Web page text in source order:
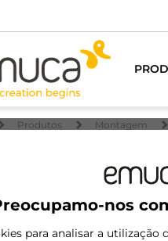
nos
para analisar a utilização
Produtos Montagem